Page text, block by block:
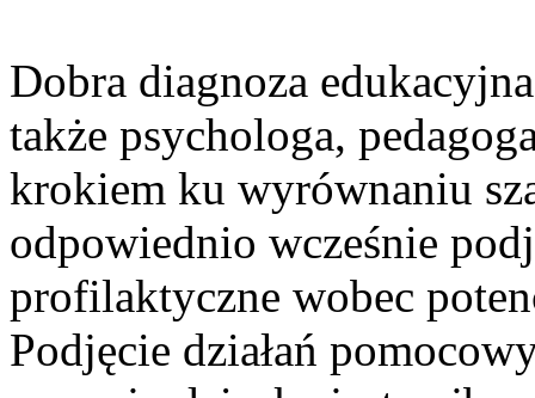
Dobra diagnoza
także psychologa,
krokiem ku wyrównaniu
odpowiednio wcześnie
profilaktyczne wobec
Podjęcie działań